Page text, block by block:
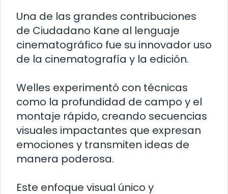
Una de las grandes contribuciones
de Ciudadano Kane al lenguaje
cinematográfico fue su innovador uso
de la cinematografía y la edición.
Welles experimentó con técnicas
como la profundidad de campo y el
montaje rápido, creando secuencias
visuales impactantes que expresan
emociones y transmiten ideas de
manera poderosa.
Este enfoque visual único y